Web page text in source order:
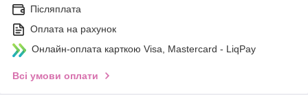
Післяплата
Оплата на рахунок
Онлайн-оплата карткою Visa, Mastercard - LiqPay
Всі умови оплати